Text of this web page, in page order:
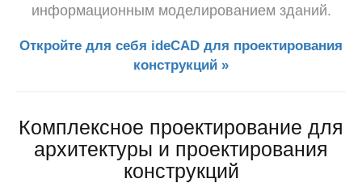
информационным моделированием зданий.
Откройте для себя ideCAD для проектирования
конструкций »
Комплексное проектирование для
архитектуры и проектирования
конструкций